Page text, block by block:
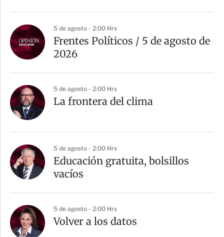
5 de agosto - 2:00 Hrs
Frentes Políticos / 5 de agosto de
2026
5 de agosto - 2:00 Hrs
La frontera del clima
5 de agosto - 2:00 Hrs
Educación gratuita, bolsillos
vacíos
5 de agosto - 2:00 Hrs
Volver a los datos